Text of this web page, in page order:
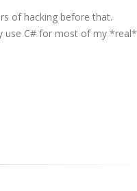
of hacking before that.
use C# for most of my *real*